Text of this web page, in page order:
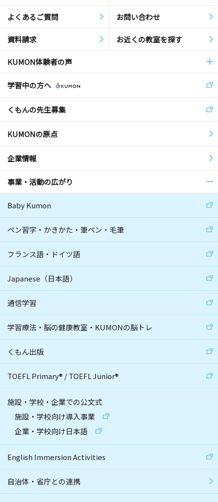
よくあるご質問 お問い合わせ
資料請求 お近くの教室を探す
KUMON体験者の声
学習中の方へ
くもんの先生募集
KUMONの原点
企業情報
事業・活動の広がり
Baby Kumon
ペン習字・かきかた・筆ペン・毛筆
フランス語・ドイツ語
Japanese（日本語）
通信学習
学習療法・脳の健康教室・KUMONの脳トレ
くもん出版
TOEFL Primary® /TOEFL Junior®
施設・学校・企業での公文式
施設・学校向け導入事業
企業・学校向け日本語
English Immersion Activities
自治体・省庁との連携